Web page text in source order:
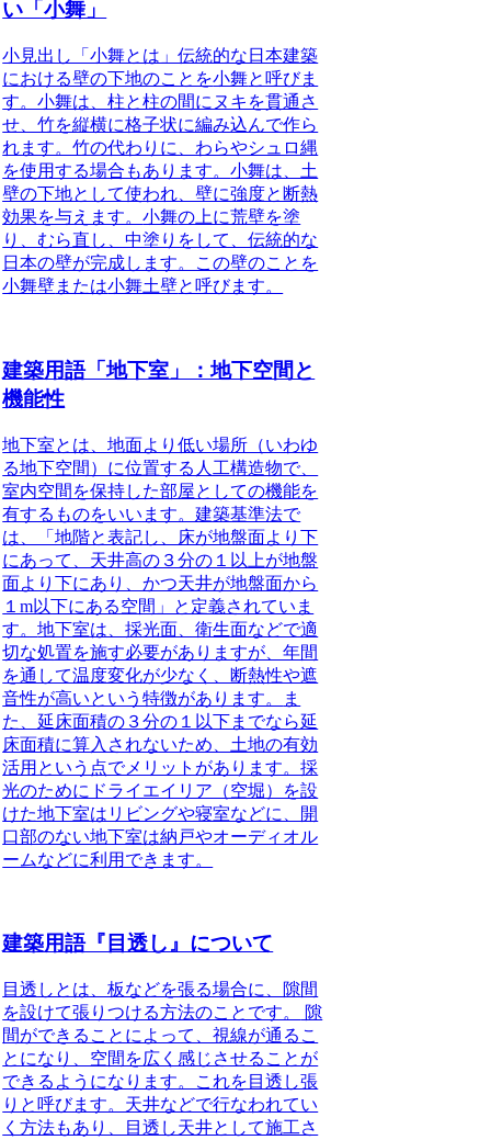
い「小舞」
小見出し「小舞とは」伝統的な日本建築
における壁の下地のことを小舞と呼びま
す。小舞は、柱と柱の間にヌキを貫通さ
せ、竹を縦横に格子状に編み込んで作ら
れます。竹の代わりに、わらやシュロ縄
を使用する場合もあります。小舞は、土
壁の下地として使われ、壁に強度と断熱
効果を与えます。小舞の上に荒壁を塗
り、むら直し、中塗りをして、伝統的な
日本の壁が完成します。この壁のことを
小舞壁または小舞土壁と呼びます。
建築用語「地下室」：地下空間と
機能性
地下室とは、地面より低い場所（いわゆ
る地下空間）に位置する人工構造物で、
室内空間を保持した部屋としての機能を
有するものをいいます。建築基準法で
は、「地階と表記し、床が地盤面より下
にあって、天井高の３分の１以上が地盤
面より下にあり、かつ天井が地盤面から
１m以下にある空間」と定義されていま
す。地下室は、採光面、衛生面などで適
切な処置を施す必要がありますが、年間
を通して温度変化が少なく、断熱性や遮
音性が高いという特徴があります。
ま
た、延床面積の３分の１以下までなら延
床面積に算入されないため、土地の有効
活用という点でメリットがあります。採
光のためにドライエイリア（空堀）を設
けた地下室はリビングや寝室などに、開
口部のない地下室は納戸やオーディオル
ームなどに利用できます。
建築用語『目透し』について
目透しとは、板などを張る場合に、隙間
を設けて張りつける方法のことです。
隙
間ができることによって、視線が通るこ
とになり、空間を広く感じさせることが
できるようになります。これを目透し張
りと呼びます。天井などで行なわれてい
く方法もあり、目透し天井として施工さ